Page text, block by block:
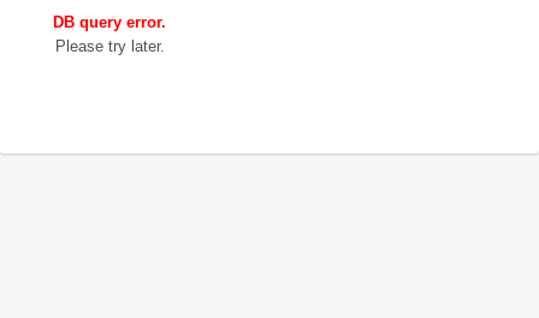
DB query error.
Please try later.